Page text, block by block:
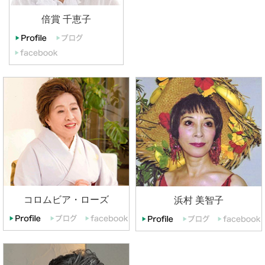
倍賞 千恵子
コロムビア・ローズ 浜村 美智子